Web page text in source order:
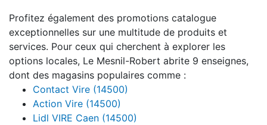
Profitez également des promotions catalogue
exceptionnelles sur une multitude de produits et
services. Pour ceux qui cherchent à explorer les
options locales, Le Mesnil-Robert abrite 9 enseignes,
dont des magasins populaires comme :
Contact Vire (14500)
Action Vire (14500)
Lidl VIRE Caen (14500)